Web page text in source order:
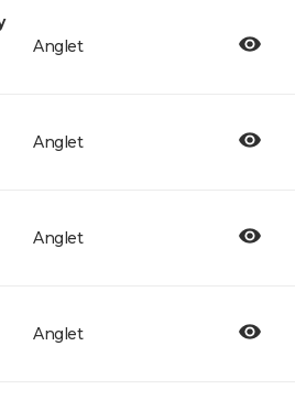
Anglet
Anglet
Anglet
Anglet